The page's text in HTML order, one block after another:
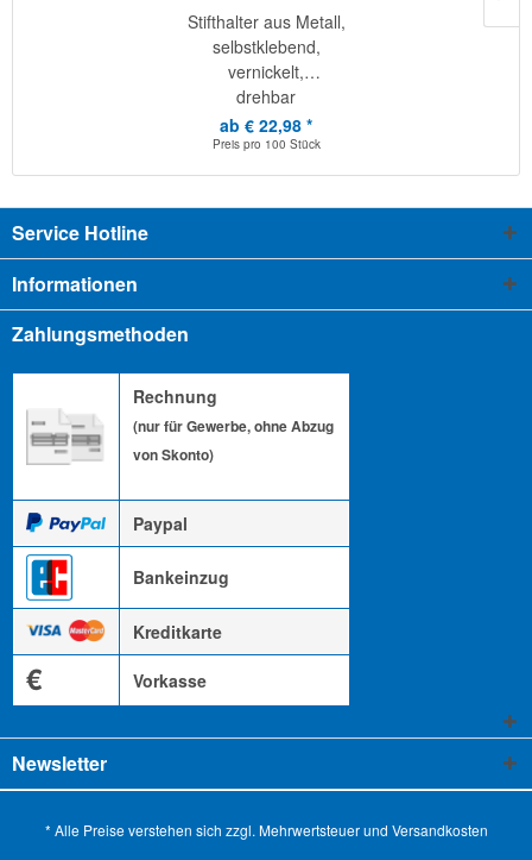
Stifthalter aus Metall,
selbstklebend,
vernickelt,
drehbar
ab € 22,98 *
Preis pro 100 Stück
Service Hotline
Informationen
Zahlungsmethoden
Rechnung
(nur für Gewerbe, ohne Abzug
von Skonto)
Paypal
Bankeinzug
Kreditkarte
€ Vorkasse
Newsletter
* Alle Preise verstehen sich zzgl. Mehrwertsteuer und Versandkosten